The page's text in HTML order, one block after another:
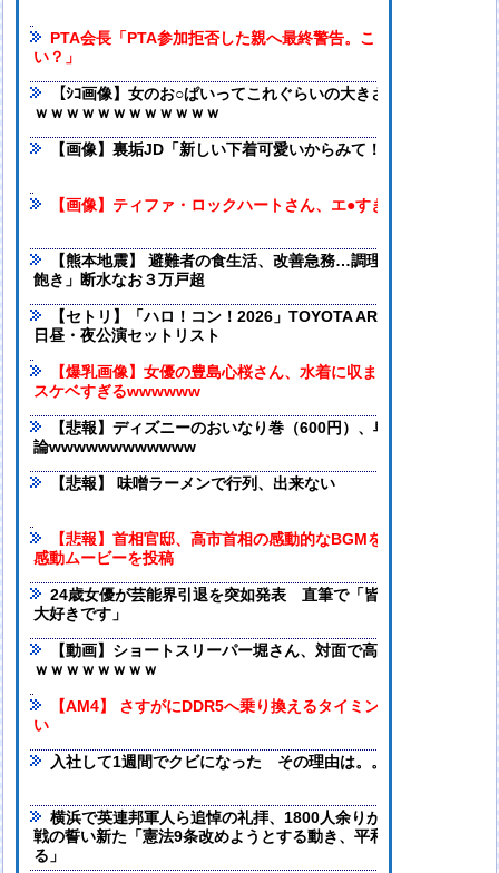
PTA会長「PTA参加拒否した親へ最終警告。こうなってもい
い？」
【ｼｺ画像】女のお○ぱいってこれぐらいの大きさが一番エ口いよ
ｗｗｗｗｗｗｗｗｗｗｗｗ
【画像】裏垢JD「新しい下着可愛いからみて！」www
【画像】ティファ・ロックハートさん、エ●すぎるｗｗｗ
【熊本地震】 避難者の食生活、改善急務…調理できず「パン飽
飽き」断水なお３万戸超
【セトリ】「ハロ！コン！2026」TOYOTA ARENA TOKYO 8
日昼・夜公演セットリスト
【爆乳画像】女優の豊島心桜さん、水着に収まらないハミパイ
スケベすぎるwwwwww
【悲報】ディズニーのおいなり巻（600円）、卑猥すぎて賛否両
論wwwwwwwwwwww
【悲報】 味噌ラーメンで行列、出来ない
【悲報】首相官邸、高市首相の感動的なBGMをつけた熊本訪問
感動ムービーを投稿
24歳女優が芸能界引退を突如発表 直筆で「皆様のことがずっ
大好きです」
【動画】ショートスリーパー堀さん、対面で高須幹弥にキレる
ｗｗｗｗｗｗｗｗ
【AM4】 さすがにDDR5へ乗り換えるタイミング逃し感が半端
い
入社して1週間でクビになった その理由は。。。
横浜で英連邦軍人ら追悼の礼拝、1800人余りが日本軍捕虜に…
戦の誓い新た「憲法9条改めようとする動き、平和の歩み後退させ
る」